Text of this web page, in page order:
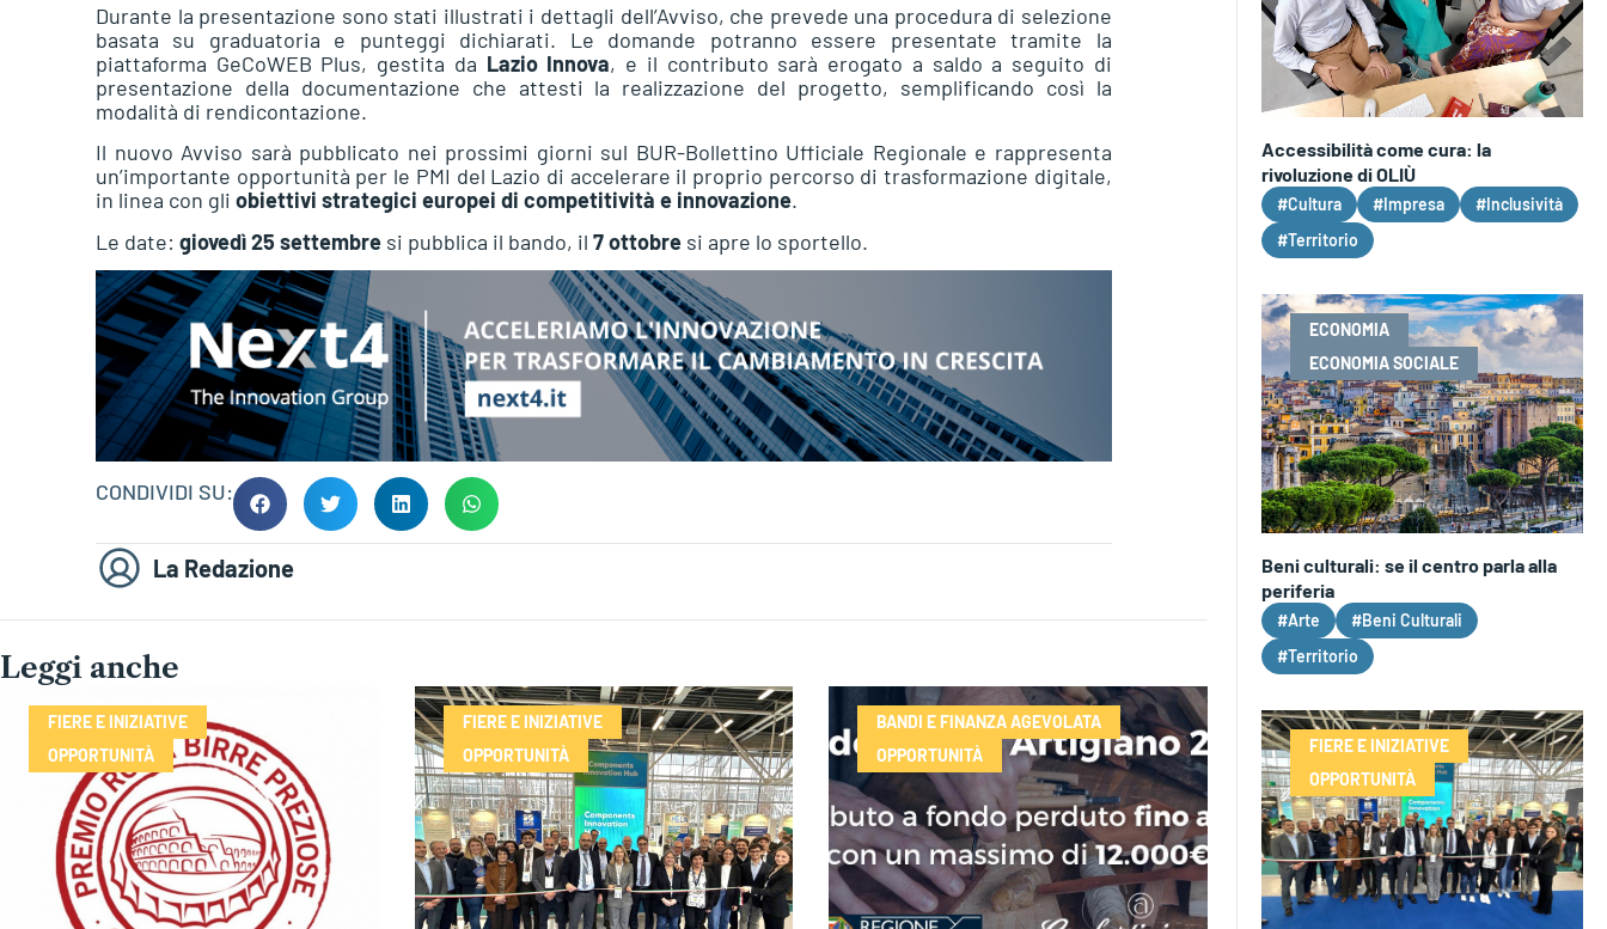
Durante la presentazione sono stati illustrati i dettagli dell’Avviso, che prevede una procedura di selezione
basata su graduatoria e punteggi dichiarati. Le domande potranno essere presentate tramite la
piattaforma GeCoWEB Plus, gestita da Lazio Innova, e il contributo sarà erogato a saldo a seguito di
presentazione della documentazione che attesti la realizzazione del progetto, semplificando così la
modalità di rendicontazione.
Il nuovo Avviso sarà pubblicato nei prossimi giorni sul BUR-Bollettino Ufficiale Regionale e rappresenta
un’importante opportunità per le PMI del Lazio di accelerare il proprio percorso di trasformazione digitale,
in linea con gli obiettivi strategici europei di competitività e innovazione.
Le date: giovedì 25 settembre si pubblica il bando, il 7 ottobre si apre lo sportello.
CONDIVIDI SU:
La Redazione
Leggi anche
FIERE E INIZIATIVE
OPPORTUNITÀ
FIERE E INIZIATIVE
OPPORTUNITÀ
BANDI E FINANZA AGEVOLATA
OPPORTUNITÀ
Accessibilità come cura: la
rivoluzione di OLIÙ
#Cultura #Impresa
#Inclusività
#Territorio
ECONOMIA
ECONOMIA SOCIALE
Beni culturali: se il centro parla alla
periferia
#Arte
#Beni Culturali
#Territorio
FIERE E INIZIATIVE
OPPORTUNITÀ